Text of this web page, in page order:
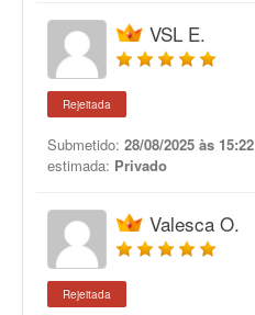
VSL E.
Rejeitada
Submetido: 28/08/2025 às 15:22
estimada: Privado
Valesca O.
Rejeitada